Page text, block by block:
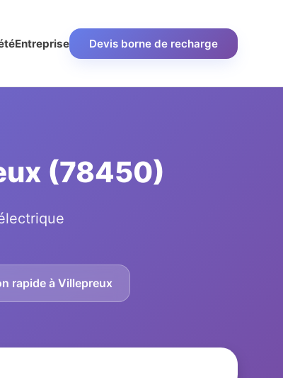
Entreprise Devis borne de recharge
(78450)
rapide à Villepreux